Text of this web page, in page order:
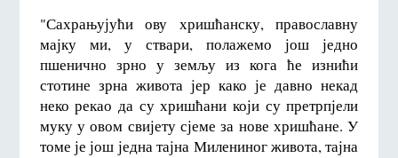
"Сахрањујући ову хришћанску, православну
мајку ми, у ствари, полажемо још једно
пшенично зрно у земљу из кога ће изнићи
стотине зрна живота јер како је давно некад
неко рекао да су хришћани који су претрпјели
муку у овом свијету сјеме за нове хришћане. У
томе је још једна тајна Милениног живота, тајна